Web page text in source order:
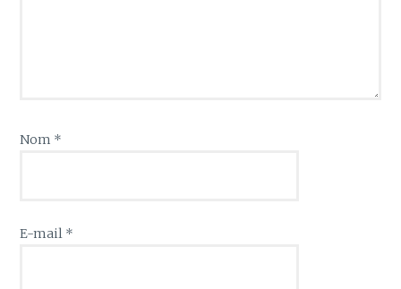
Nom *
E-mail *